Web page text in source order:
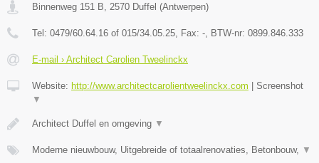
Binnenweg 151 B 2570 Duffel (Antwerpen)
Tel: 0479/60.64.16 of 015/34.05.25 , Fax: - , BTW-nr: 0899.846.333
E-mail › Architect Carolien Tweelinckx
Website: http://www.architectcarolientweelinckx.com
Screenshot
▼
Architect Duffel en omgeving ▼
Moderne nieuwbouw, Uitgebreide of totaalrenovaties, Betonbouw, ▼